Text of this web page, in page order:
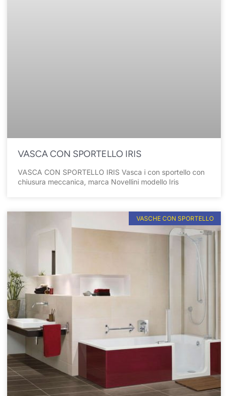
VASCA CON SPORTELLO IRIS
VASCA CON SPORTELLO IRIS Vasca i con sportello con
chiusura meccanica, marca Novellini modello Iris
VASCHE CON SPORTELLO